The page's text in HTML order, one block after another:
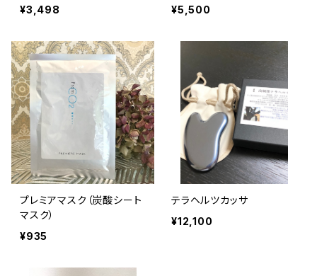
¥3,498
¥5,500
プレミアマスク（炭酸シート
マスク）
¥935
テラヘルツカッサ
¥12,100